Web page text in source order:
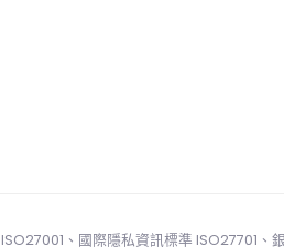
、國際隱私資訊標準 ISO27701